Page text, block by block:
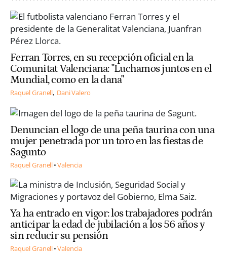
Ferran Torres, en su recepción oficial en la
Comunitat Valenciana: "Luchamos juntos en el
Mundial, como en la dana"
Raquel Granell Dani Valero
Denuncian el logo de una peña taurina con una
mujer penetrada por un toro en las fiestas de
Sagunto
Raquel Granell Valencia
Ya ha entrado en vigor: los trabajadores podrán
anticipar la edad de jubilación a los 56 años y
sin reducir su pensión
Raquel Granell Valencia